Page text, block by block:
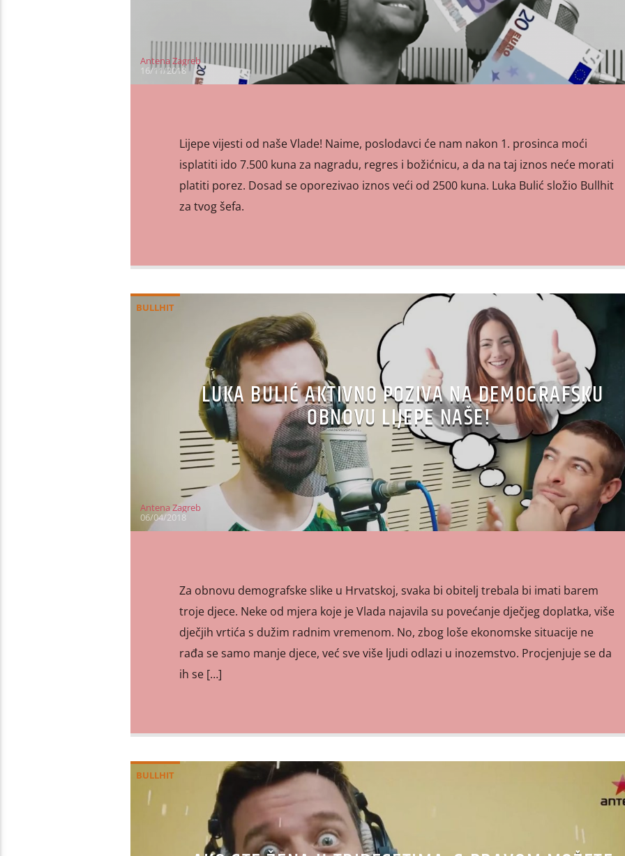
Antena Zagreb
16/11/2018
Lijepe vijesti od naše Vlade! Naime, poslodavci će nam nakon 1. prosinca moći
isplatiti ido 7.500 kuna za nagradu, regres i božićnicu, a da na taj iznos neće morati
platiti porez. Dosad se oporezivao iznos veći od 2500 kuna. Luka Bulić složio Bullhit
za tvog šefa.
BULLHIT
LUKA BULIĆ AKTIVNO POZIVA NA DEMOGRAFSKU
OBNOVU LIJEPE NAŠE!
Antena Zagreb
06/04/2018
Za obnovu demografske slike u Hrvatskoj, svaka bi obitelj trebala bi imati barem
troje djece. Neke od mjera koje je Vlada najavila su povećanje dječjeg doplatka, više
dječjih vrtića s dužim radnim vremenom. No, zbog loše ekonomske situacije ne
rađa se samo manje djece, već sve više ljudi odlazi u inozemstvo. Procjenjuje se da
ih se […]
BULLHIT